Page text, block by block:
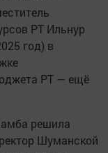
РТ Ильнур
год) в
РТ — ещё
решила
Шуманской